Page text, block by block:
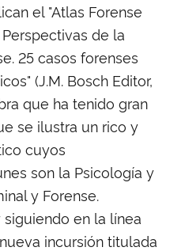
el "Atlas Forense
de la
25 casos forenses
(J.M. Bosch Editor,
que ha tenido gran
se ilustra un rico y
cuyos
son la Psicología y
y Forense.
en la línea
incursión titulada